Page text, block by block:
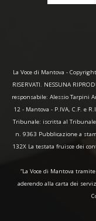
La Voce di Mantova -
RISERVATI. NESSUNA
responsabile: Alessio Tarpini
12 - Mantova - P.IVA, C.F. e
Tribunale: iscritta al
n. 9363 Pubblicazione a
132X La testata fruisce dei
“La Voce di Mantova
aderendo alla carta dei